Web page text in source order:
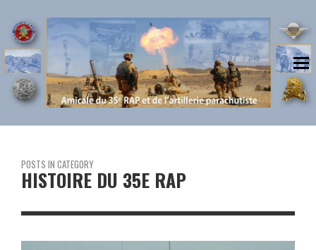
POSTS IN CATEGORY
HISTOIRE DU 35E RAP